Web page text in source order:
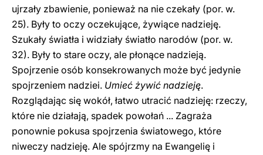
ujrzały zbawienie, ponieważ na nie czekały (por. w.
25). Były to oczy oczekujące, żywiące nadzieję.
Szukały światła i widziały światło narodów (por. w.
32). Były to stare oczy, ale płonące nadzieją.
Spojrzenie osób konsekrowanych może być jedynie
spojrzeniem nadziei. Umieć żywić nadzieję.
Rozglądając się wokół, łatwo utracić nadzieję: rzeczy,
które nie działają, spadek powołań ... Zagraża
ponownie pokusa spojrzenia światowego, które
niweczy nadzieję. Ale spójrzmy na Ewangelię i